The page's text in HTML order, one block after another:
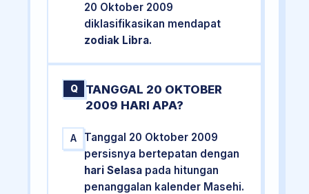
20 Oktober 2009
diklasifikasikan mendapat
zodiak Libra.
Q
TANGGAL 20 OKTOBER
2009 HARI APA?
A
Tanggal 20 Oktober 2009
persisnya bertepatan dengan
hari Selasa pada hitungan
penanggalan kalender Masehi.